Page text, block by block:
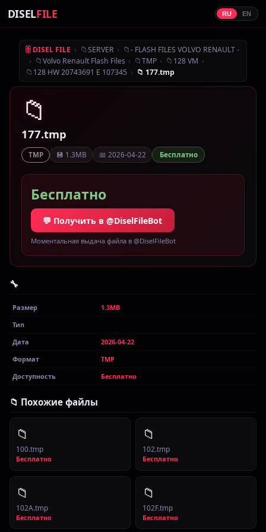
DISELFILE RU EN
🗄 DISEL FILE › 📁SERVER › 📁- FLASH FILES VOLVO RENAULT -
› 📁Volvo Renault Flash Files › 📁TMP › 📁 128 VM ›
📁 128 HW 20743691 E 107345 › 📁 177.tmp
📁
177.tmp
TMP 💾 1.3MB 📅 2026-04-22 Бесплатно
Бесплатно
💬 Получить в @DiselFileBot
Моментальная выдача файла в @DiselFileBot
🔧
Размер
1.3MB
Тип
Дата
2026-04-22
Формат
TMP
Доступность
Бесплатно
📁 Похожие файлы
📁
100.tmp
Бесплатно
📁
102.tmp
Бесплатно
📁
102A.tmp
Бесплатно
📁
102F.tmp
Бесплатно